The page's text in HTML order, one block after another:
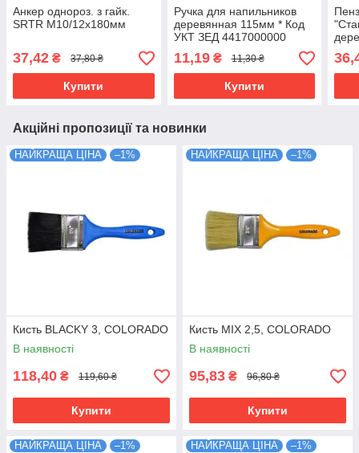
Анкер однороз. з гайк.
SRTR М10/12х180мм
37,42 ₴ 37,80 ₴
Купити
Ручка для напильников
деревянная 115мм * Код
УКТ ЗЕД 4417000000
11,19₴ 11,30 ₴
Купити
Акційні пропозиції та новинки
НАЙКРАЩА ЦІНА –1%
Кисть BLACKY 3, COLORADO
В наявності
118,40 ₴ 119,60 ₴
Купити
НАЙКРАЩА ЦІНА –1%
Кисть MIX 2,5, COLORADO
В наявності
95,83 ₴ 96,80 ₴
Купити
НАЙКРАЩА ЦІНА –1% НАЙКРАЩА ЦІНА –1%